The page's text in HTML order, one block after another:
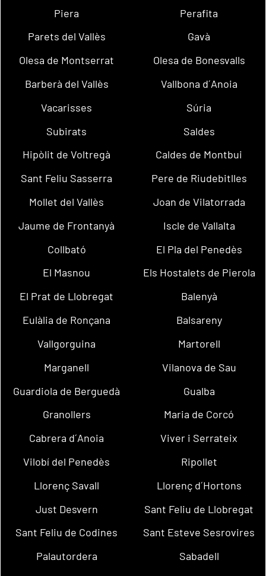
Piera
Perafita
Parets del Vallès
Gavà
Olesa de Montserrat
Olesa de Bonesvalls
Barberà del Vallès
Vallbona d´Anoia
Vacarisses
Súria
Subirats
Saldes
Hipòlit de Voltregà
Caldes de Montbui
Sant Feliu Sasserra
Pere de Riudebitlles
Mollet del Vallès
Joan de Vilatorrada
Jaume de Frontanyà
Iscle de Vallalta
Collbató
El Pla del Penedès
El Masnou
Els Hostalets de Pierola
El Prat de Llobregat
Balenyà
Eulàlia de Ronçana
Balsareny
Vallgorguina
Martorell
Marganell
Vilanova de Sau
Guardiola de Berguedà
Gualba
Granollers
Maria de Corcó
Cabrera d´Anoia
Viver i Serrateix
Vilobí del Penedès
Ripollet
Llorenç Savall
Llorenç d´Hortons
Just Desvern
Sant Feliu de Llobregat
Sant Feliu de Codines
Sant Esteve Sesrovires
Palautordera
Sabadell